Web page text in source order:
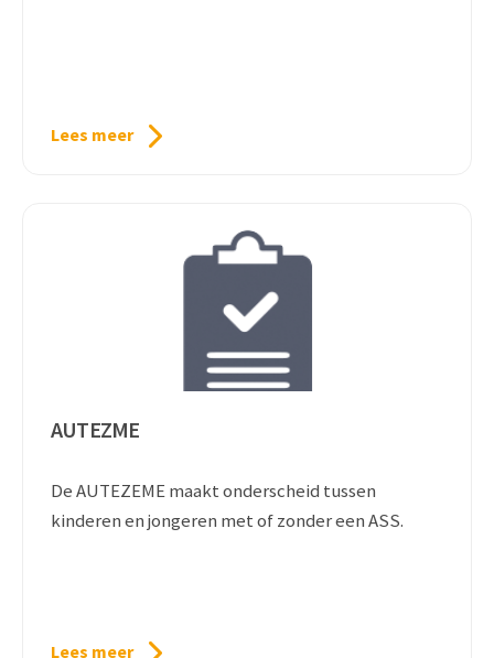
Lees meer
AUTEZME
De AUTEZEME maakt onderscheid tussen
kinderen en jongeren met of zonder een ASS.
Lees meer